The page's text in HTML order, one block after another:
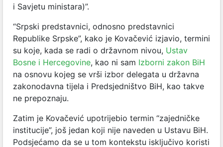
i Savjetu ministara)”.
“Srpski predstavnici, odnosno predstavnici
Republike Srpske”, kako je Kovačević izjavio, termini
su koje, kada se radi o državnom nivou, Ustav
Bosne i Hercegovine, kao ni sam Izborni zakon BiH
na osnovu kojeg se vrši izbor delegata u državna
zakonodavna tijela i Predsjedništvo BiH, kao takve
ne prepoznaju.
Zatim je Kovačević upotrijebio termin “zajedničke
institucije”, još jedan koji nije naveden u Ustavu BiH.
Podsjećamo da se u tom kontekstu isključivo koristi